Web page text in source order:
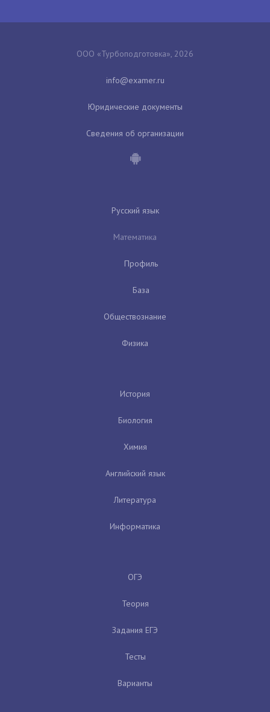
ООО «Турбоподготовка», 2026
Юридические документы
Сведения об организации
Русский язык
Математика
Профиль
База
Обществознание
Физика
История
Биология
Химия
Английский язык
Литература
Информатика
ОГЭ
Теория
Задания ЕГЭ
Тесты
Варианты